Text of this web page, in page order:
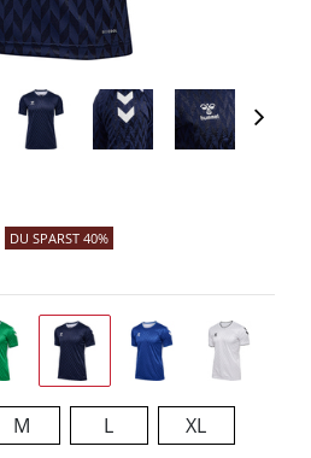
DU SPARST 40%
M L
XL